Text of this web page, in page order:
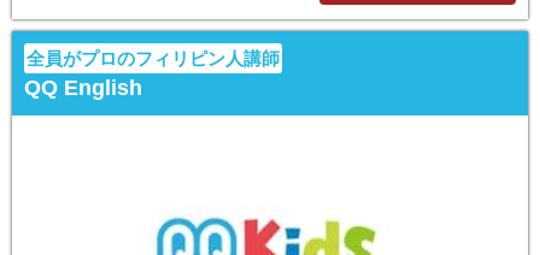
全員がプロのフィリピン人講師
QQ English